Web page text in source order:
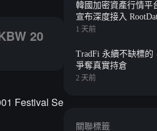
20
Festival Se
韓國加密資產行情平
宣布深度接入
度與增長指數等投研
1 天前
TradFi 永續不缺標的
爭奪真實持倉
2 天前
關聯標籤